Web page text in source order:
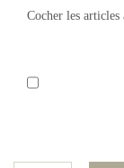
Cocher les